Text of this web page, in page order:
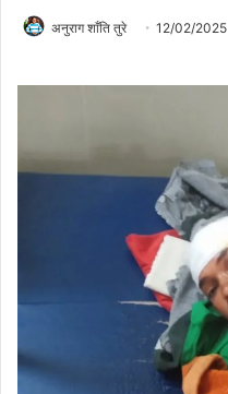
अनुराग शाँति तुरे 12/02/2025